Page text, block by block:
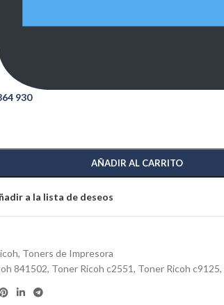
930
AÑADIR AL CARRITO
a la lista de deseos
, Toners de Impresora
841502, Toner Ricoh c2551, Toner Ricoh c9125,